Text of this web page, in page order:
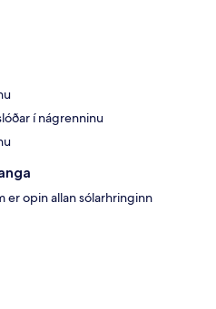
í nágrenninu
er opin allan sólarhringinn